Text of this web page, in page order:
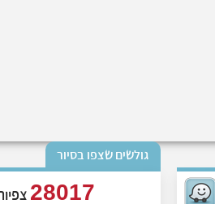
גולשים שצפו בסיור
28017